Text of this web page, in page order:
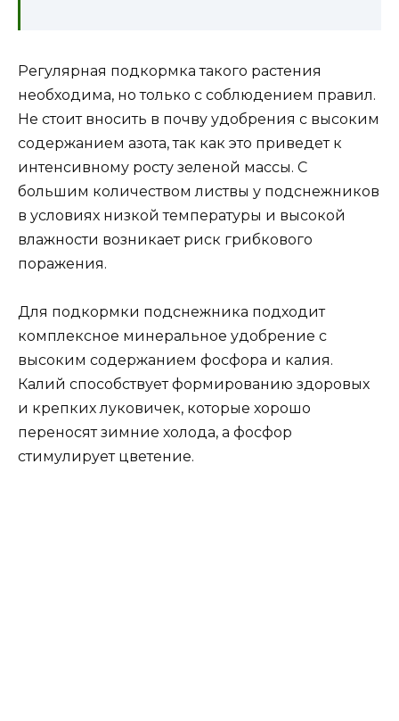
Регулярная подкормка такого растения
необходима, но только с соблюдением правил.
Не стоит вносить в почву удобрения с высоким
содержанием азота, так как это приведет к
интенсивному росту зеленой массы. С
большим количеством листвы у подснежников
в условиях низкой температуры и высокой
влажности возникает риск грибкового
поражения.
Для подкормки подснежника подходит
комплексное минеральное удобрение с
высоким содержанием фосфора и калия.
Калий способствует формированию здоровых
и крепких луковичек, которые хорошо
переносят зимние холода, а фосфор
стимулирует цветение.